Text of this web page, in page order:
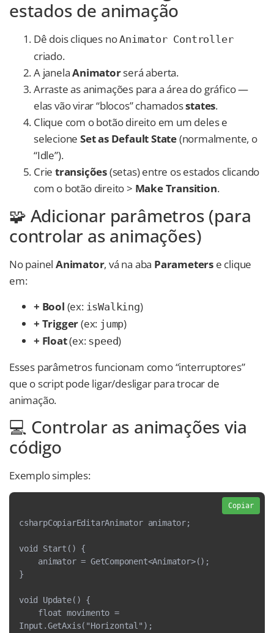
estados de animação
Dê dois cliques noAnimator Controller
criado.
A janelaAnimatorserá aberta.
Arraste as animações para a área do gráfico —
elas vão virar “blocos” chamadosstates.
Clique com o botão direito em um deles e
selecione Set as Default State(normalmente, o
“Idle”).
Crie transições(setas) entre os estados clicando
com o botão direito > Make Transition.
🧩 Adicionar parâmetros (para
controlar as animações)
No painel Animator, vá na aba Parameters e clique
em:
+ Bool (ex: isWalking)
+ Trigger(ex: jump)
+ Float(ex: speed)
Esses parâmetros funcionam como “interruptores”
que o script pode ligar/desligar para trocar de
animação.
💻 Controlar as animações via
código
Exemplo simples:
csharpCopiarEditarAnimator animator;
void Start() {
    animator = GetComponent<Animator>();
}
void Update() {
Input.GetAxis("Horizontal");
Copiar